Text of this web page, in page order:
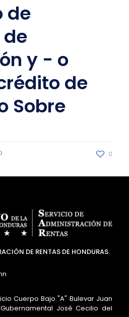
de
y - o
de
Sobre
0
DE RENTAS DE HONDURAS.
Cuerpo Bajo "A" Bulevar Juan
José Cecilio del